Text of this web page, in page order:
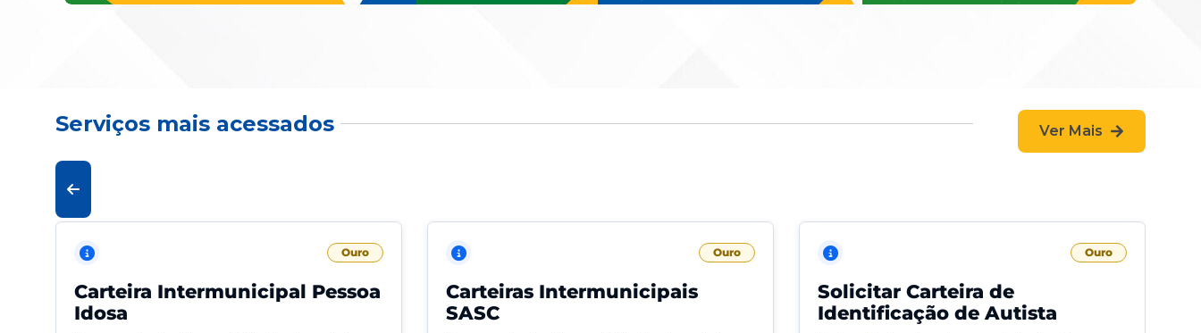
Serviços mais acessados Ver Mais
Ouro
Carteira Intermunicipal Pessoa
Idosa
Ouro
Carteiras Intermunicipais
SASC
Ouro
Solicitar Carteira de
Identificação de Autista